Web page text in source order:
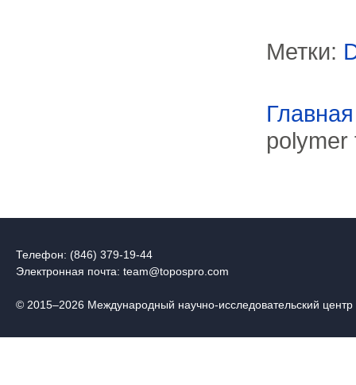
Метки:
Главная
polymer
Телефон: (846) 379-19-44
Электронная почта: team@topospro.com
© 2015–2026 Международный научно-исследовательский